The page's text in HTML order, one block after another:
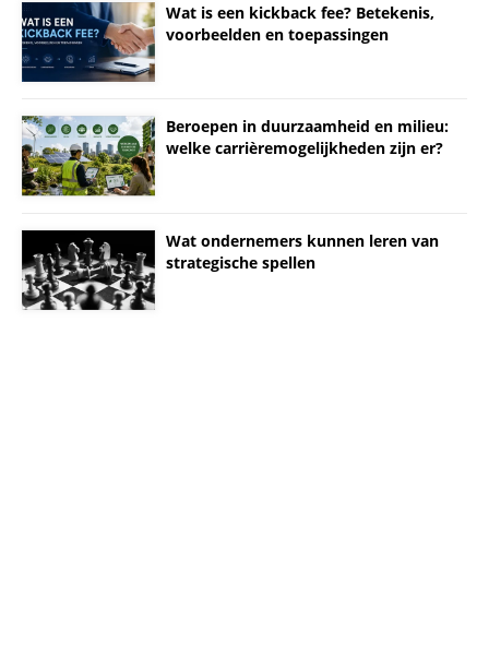
Wat is een kickback fee? Betekenis,
voorbeelden en toepassingen
Beroepen in duurzaamheid en milieu:
welke carrièremogelijkheden zijn er?
Wat ondernemers kunnen leren van
strategische spellen